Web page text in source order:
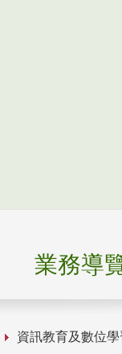
業務導
資訊教育及數位學